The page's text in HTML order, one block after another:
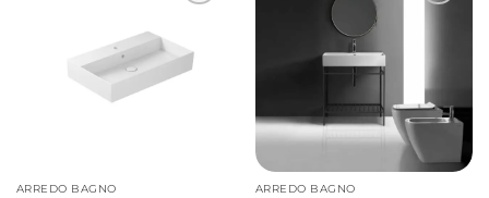
ARREDO BAGNO ARREDO BAGNO